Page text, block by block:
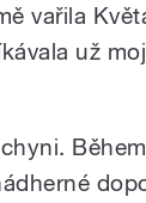
vařila
už